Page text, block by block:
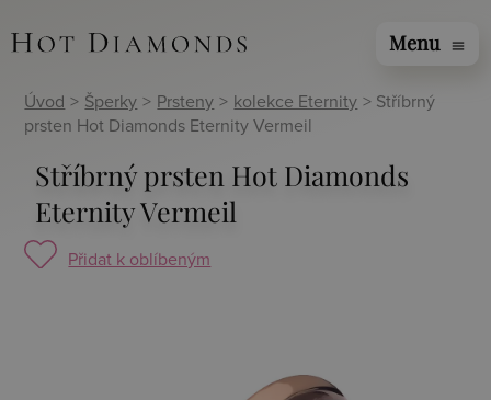
Menu menu
Úvod > Šperky > Prsteny > kolekce Eternity > Stříbrný
prsten Hot Diamonds Eternity Vermeil
Stříbrný prsten Hot Diamonds
Eternity Vermeil
Přidat k oblíbeným